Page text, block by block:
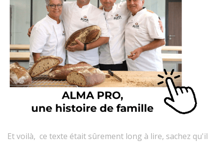
Et voilà, ce texte était sûrement long à lire, sachez qu'il